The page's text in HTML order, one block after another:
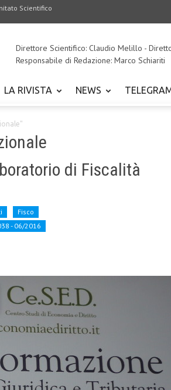
Scientifico
Direttore Scientifico: Claudio Melillo -
Responsabile di Redazione: Marco Schiariti
LA RIVISTA NEWS
di Fiscalità
Fisco
- 06/2016